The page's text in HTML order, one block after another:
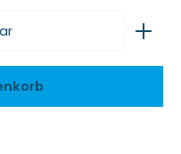
gewünschten Wert